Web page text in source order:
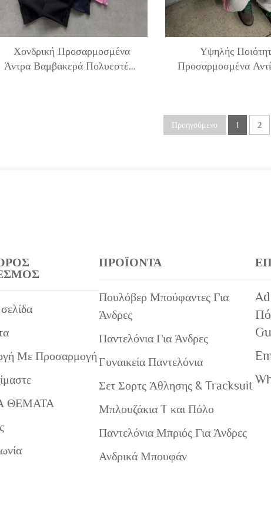
Χονδρική Προσαρμοσμένα
Άντρα Βαμβακερά Πολυεστέρα
Υψηλής
Προσαρμοσμένα
Προηγούμενο 1 2
Με Προσαρμογή
ΘΕΜΑΤΑ
ΠΡΟΪΌΝΤΑ
Πουλόβερ Μπούφαντες Για
Άνδρες
Παντελόνια Για Άνδρες
Γυναικεία Παντελόνια
Σετ Σορτς Άθλησης & Tracksuit
Μπλουζάκια T και Πόλο
Παντελόνια Μπριός Για Άνδρες
Ανδρικά Μπουφάν